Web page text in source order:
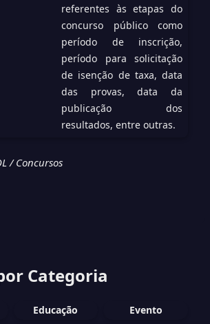
referentes às etapas do
concurso público como
período de inscrição,
período para solicitação
de isenção de taxa, data
das provas, data da
publicação dos
resultados, entre outras.
/ Concursos
Categoria
Educação
Evento